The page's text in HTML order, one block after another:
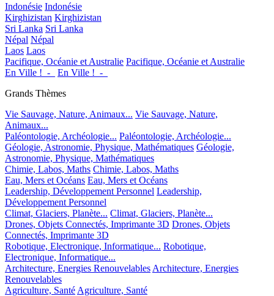
Indonésie Indonésie
Kirghizistan Kirghizistan
Sri Lanka Sri Lanka
Népal Népal
Laos Laos
Pacifique, Océanie et Australie Pacifique, Océanie et Australie
En Ville !_-_
En Ville !_-_
Grands Thèmes
Vie Sauvage, Nature, Animaux... Vie Sauvage, Nature,
Animaux...
Paléontologie, Archéologie... Paléontologie, Archéologie...
Géologie, Astronomie, Physique, Mathématiques Géologie,
Astronomie, Physique, Mathématiques
Chimie, Labos, Maths Chimie, Labos, Maths
Eau, Mers et Océans Eau, Mers et Océans
Leadership, Développement Personnel Leadership,
Développement Personnel
Climat, Glaciers, Planète... Climat, Glaciers, Planète...
Drones, Objets Connectés, Imprimante 3D Drones, Objets
Connectés, Imprimante 3D
Robotique, Electronique, Informatique... Robotique,
Electronique, Informatique...
Architecture, Energies Renouvelables Architecture, Energies
Renouvelables
Agriculture, Santé Agriculture, Santé